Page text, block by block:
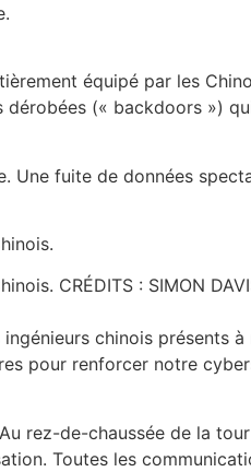
équipé par les
(« backdoors »)
Une fuite de données
CRÉDITS : SIMON
chinois présents
pour renforcer notre
rez-de-chaussée de la
Toutes les